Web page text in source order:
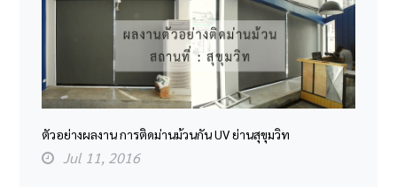
ตัวอย่างผลงาน การติดม่านม้วนกัน UV ย่านสุขุมวิท
Jul 11, 2016